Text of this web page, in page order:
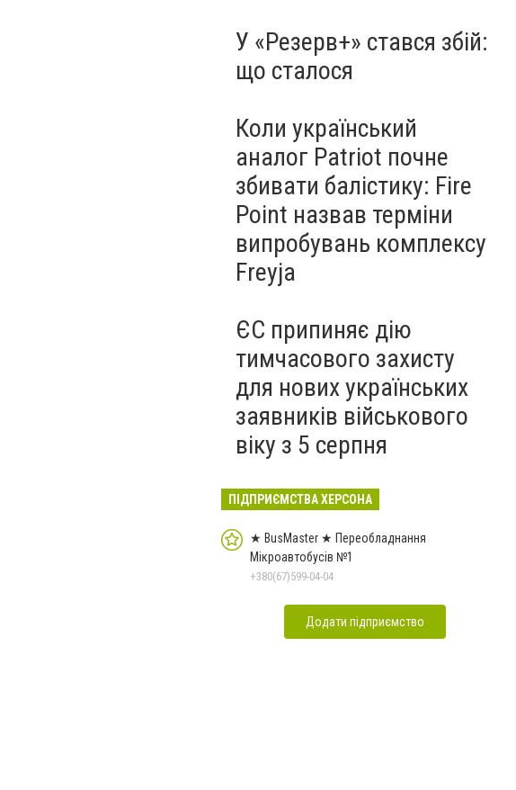
У «Резерв+» стався збій:
що сталося
Коли український
аналог Patriot почне
збивати балістику: Fire
Point назвав терміни
випробувань комплексу
Freyja
ЄС припиняє дію
тимчасового захисту
для нових українських
заявників військового
віку з 5 серпня
ПІДПРИЄМСТВА ХЕРСОНА
★ BusMaster ★ Переобладнання
Мікроавтобусів №1
+380(67)599-04-04
Додати підприємство